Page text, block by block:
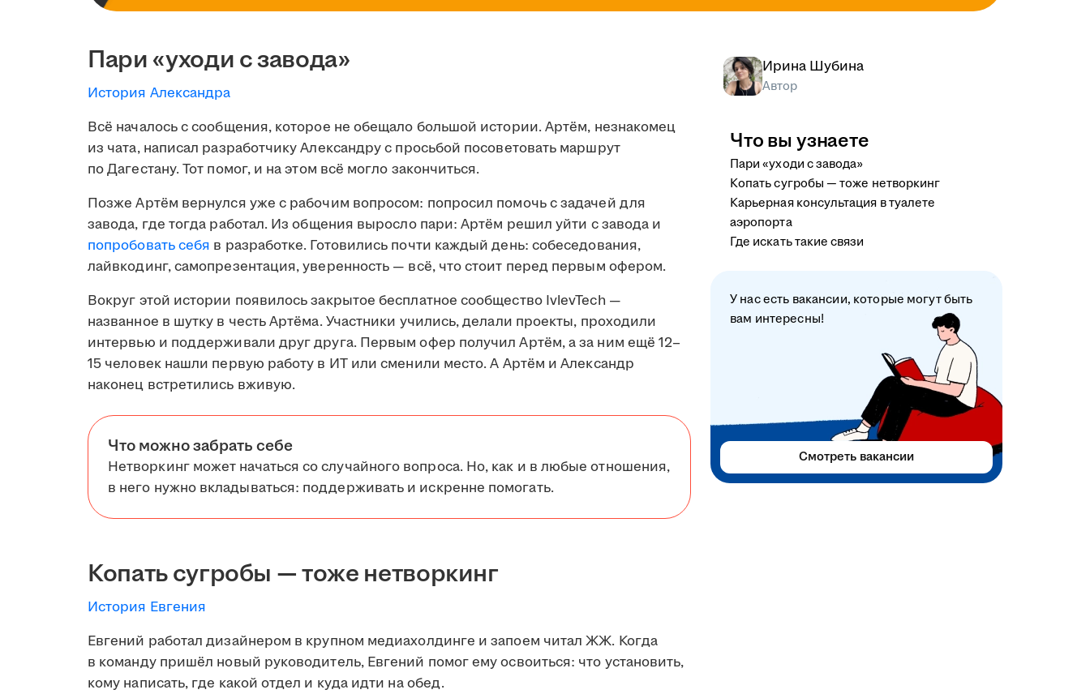
Пари «уходи с завода»
История Александра
Всё началось с сообщения, которое не обещало большой истории. Артём, незнакомец
из чата, написал разработчику Александру с просьбой посоветовать маршрут
по Дагестану. Тот помог, и на этом всё могло закончиться.
Позже Артём вернулся уже с рабочим вопросом: попросил помочь с задачей для
завода, где тогда работал. Из общения выросло пари: Артём решил уйти с завода и
попробовать себя в разработке. Готовились почти каждый день: собеседования,
лайвкодинг, самопрезентация, уверенность — всё, что стоит перед первым офером.
Вокруг этой истории появилось закрытое бесплатное сообщество IvlevTech —
названное в шутку в честь Артёма. Участники учились, делали проекты, проходили
интервью и поддерживали друг друга. Первым офер получил Артём, а за ним ещё 12–
15 человек нашли первую работу в ИТ или сменили место. А Артём и Александр
наконец встретились вживую.
Что можно забрать себе
Нетворкинг может начаться со случайного вопроса. Но, как и в любые отношения,
в него нужно вкладываться: поддерживать и искренне помогать.
Копать сугробы — тоже нетворкинг
История Евгения
Евгений работал дизайнером в крупном медиахолдинге и запоем читал ЖЖ. Когда
в команду пришёл новый руководитель, Евгений помог ему освоиться: что установить,
кому написать, где какой отдел и куда идти на обед.
Ирина Шубина
Автор
Что вы узнаете
Пари «уходи с завода»
Копать сугробы — тоже нетворкинг
Карьерная консультация в туалете
аэропорта
Где искать такие связи
У нас есть вакансии, которые могут быть
вам интересны!
Смотреть вакансии